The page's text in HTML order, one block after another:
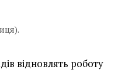
відновлять роботу